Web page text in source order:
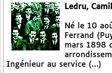
Ledru,
Né le 10
Ferrand
mars 1898
Ingénieur au service (…)